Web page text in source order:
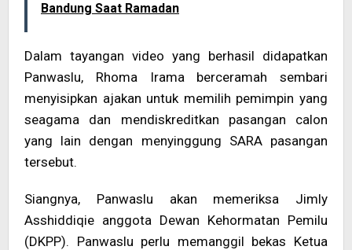
Bandung Saat Ramadan
Dalam tayangan video yang berhasil didapatkan
Panwaslu, Rhoma Irama berceramah sembari
menyisipkan ajakan untuk memilih pemimpin yang
seagama dan mendiskreditkan pasangan calon
yang lain dengan menyinggung SARA pasangan
tersebut.
Siangnya, Panwaslu akan memeriksa Jimly
Asshiddiqie anggota Dewan Kehormatan Pemilu
(DKPP). Panwaslu perlu memanggil bekas Ketua